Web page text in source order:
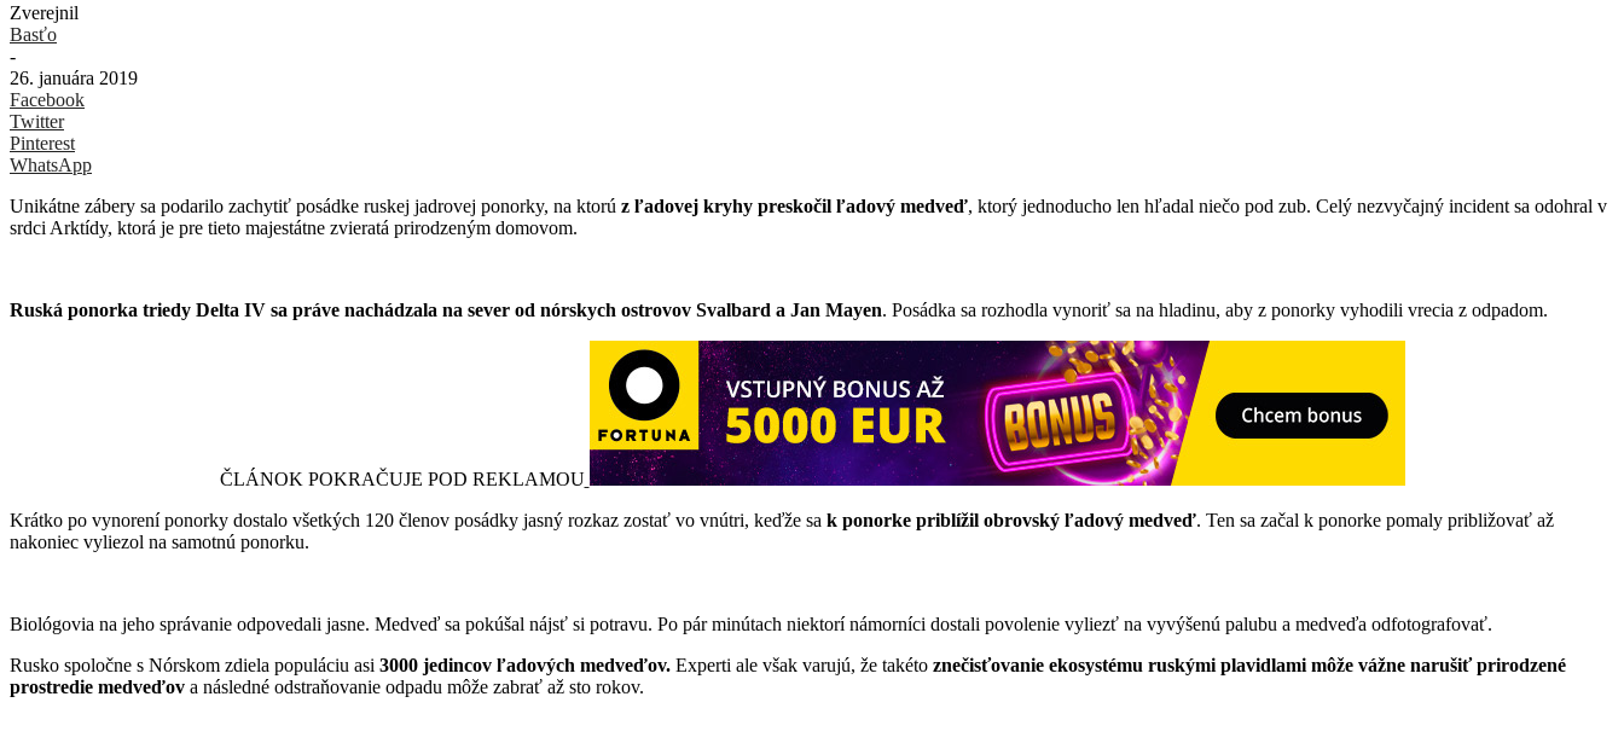
Zverejnil
Basťo
-
26. januára 2019
Facebook
Twitter
Pinterest
WhatsApp
Unikátne zábery sa podarilo zachytiť posádke ruskej jadrovej ponorky, na ktorú z ľadovej kryhy preskočil ľadový medveď, ktorý jednoducho len hľadal niečo pod zub. Celý nezvyčajný incident sa odohral v
srdci Arktídy, ktorá je pre tieto majestátne zvieratá prirodzeným domovom.
Ruská ponorka triedy Delta IV sa práve nachádzala na sever od nórskych ostrovov Svalbard a Jan Mayen. Posádka sa rozhodla vynoriť sa na hladinu, aby z ponorky vyhodili vrecia z odpadom.
ČLÁNOK POKRAČUJE POD REKLAMOU
Krátko po vynorení ponorky dostalo všetkých 120 členov posádky jasný rozkaz zostať vo vnútri, keďže sa k ponorke priblížil obrovský ľadový medveď. Ten sa začal k ponorke pomaly približovať až
nakoniec vyliezol na samotnú ponorku.
Biológovia na jeho správanie odpovedali jasne. Medveď sa pokúšal nájsť si potravu. Po pár minútach niektorí námorníci dostali povolenie vyliezť na vyvýšenú palubu a medveďa odfotografovať.
Rusko spoločne s Nórskom zdiela populáciu asi 3000 jedincov ľadových medveďov. Experti ale však varujú, že takéto znečisťovanie ekosystému ruskými plavidlami môže vážne narušiť prirodzené
prostredie medveďov a následné odstraňovanie odpadu môže zabrať až sto rokov.